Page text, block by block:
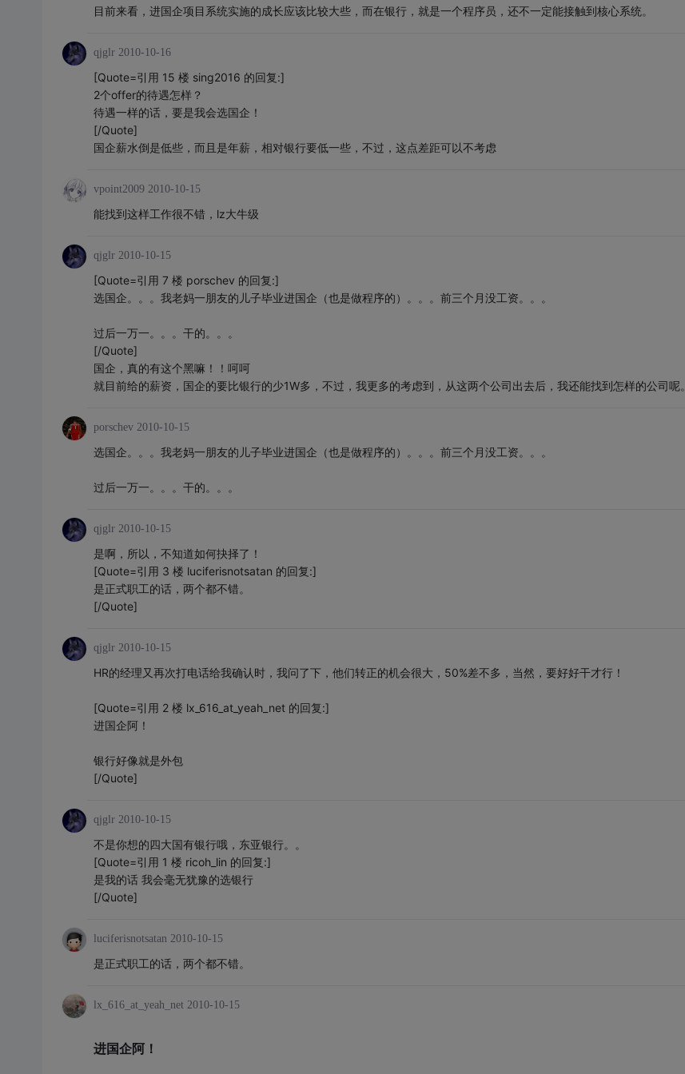
目前来看，进国企项目系统实施的成长应该比较大些，而在银行，就是一个程序员，还不一定能接触到核心系统。
qjglr 2010-10-16
[Quote=引用 15 楼 sing2016 的回复:]
2个offer的待遇怎样？
待遇一样的话，要是我会选国企！
[/Quote]
国企薪水倒是低些，而且是年薪，相对银行要低一些，不过，这点差距可以不考虑
vpoint2009 2010-10-15
能找到这样工作很不错，lz大牛级
qjglr 2010-10-15
[Quote=引用 7 楼 porschev 的回复:]
选国企。。。我老妈一朋友的儿子毕业进国企（也是做程序的）。。。前三个月没工资。。。
过后一万一。。。干的。。。
[/Quote]
国企，真的有这个黑嘛！！呵呵
就目前给的薪资，国企的要比银行的少1W多，不过，我更多的考虑到，从这两个公司出去后，我还能找到怎样的公司呢。
porschev 2010-10-15
选国企。。。我老妈一朋友的儿子毕业进国企（也是做程序的）。。。前三个月没工资。。。
过后一万一。。。干的。。。
qjglr 2010-10-15
是啊，所以，不知道如何抉择了！
[Quote=引用 3 楼 luciferisnotsatan 的回复:]
是正式职工的话，两个都不错。
[/Quote]
qjglr 2010-10-15
HR的经理又再次打电话给我确认时，我问了下，他们转正的机会很大，50%差不多，当然，要好好干才行！
[Quote=引用 2 楼 lx_616_at_yeah_net 的回复:]
进国企阿！
银行好像就是外包
[/Quote]
qjglr 2010-10-15
不是你想的四大国有银行哦，东亚银行。。
[Quote=引用 1 楼 ricoh_lin 的回复:]
是我的话 我会毫无犹豫的选银行
[/Quote]
luciferisnotsatan 2010-10-15
是正式职工的话，两个都不错。
lx_616_at_yeah_net 2010-10-15
进国企阿！